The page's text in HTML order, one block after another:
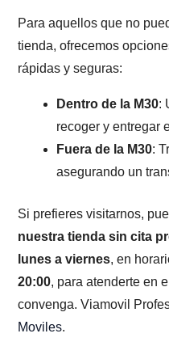
Para aquellos que no
tienda, ofrecemos
rápidas y seguras:
Dentro de la M30:
recoger y entregar
Fuera de la M30:
asegurando un
Si prefieres visitarnos,
nuestra tienda sin cita
lunes a viernes, en
20:00, para atenderte en
convenga. Viamovil
Moviles.